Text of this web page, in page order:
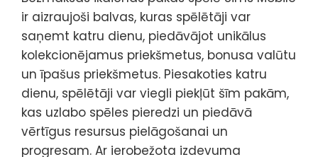
ir aizraujoši balvas, kuras spēlētāji var
saņemt katru dienu, piedāvājot unikālus
kolekcionējamus priekšmetus, bonusa valūtu
un īpašus priekšmetus. Piesakoties katru
dienu, spēlētāji var viegli piekļūt šīm pakām,
kas uzlabo spēles pieredzi un piedāvā
vērtīgus resursus pielāgošanai un
progresam. Ar ierobežota izdevuma